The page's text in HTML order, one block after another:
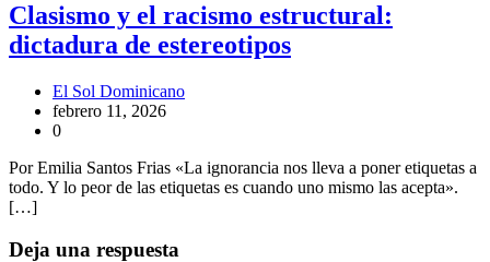
Clasismo y el racismo estructural:
dictadura de estereotipos
El Sol Dominicano
febrero 11, 2026
0
Por Emilia Santos Frias «La ignorancia nos lleva a poner etiquetas a
todo. Y lo peor de las etiquetas es cuando uno mismo las acepta».
[…]
Deja una respuesta